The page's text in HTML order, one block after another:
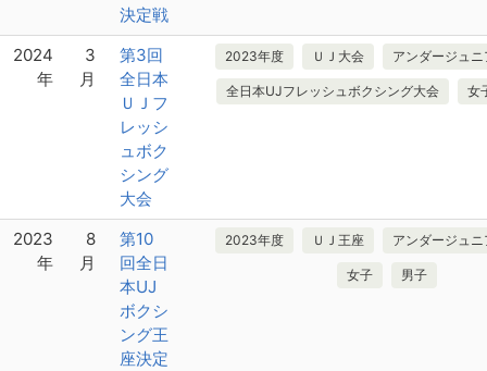
決定戦
2024
年
3
月
第3回
全日本
ＵＪフ
レッシ
ュボク
シング
大会
2023年度 ＵＪ大会 アンダージュ
全日本UJフレッシュボクシング大会 女
2023
年
8
月
第10
回全日
本UJ
ボクシ
ング王
座決定
2023年度 ＵＪ王座 アンダージュ
女子 男子